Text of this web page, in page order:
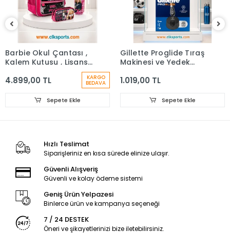
Barbie Okul Çantası ,
Kalem Kutusu , Lisanslı
4.899,00 TL KARGO
BEDAVA
Sepete Ekle
Gillette Proglide Tıraş
Makinesi ve Yedek
Bıçağı Standı
1.019,00 TL
Sepete Ekle
Hızlı Teslimat
Siparişleriniz en kısa sürede elinize ulaşır.
Güvenli Alışveriş
Güvenli ve kolay ödeme sistemi
Geniş Ürün Yelpazesi
Binlerce ürün ve kampanya seçeneği
7 / 24 DESTEK
Öneri ve şikayetlerinizi bize iletebilirsiniz.